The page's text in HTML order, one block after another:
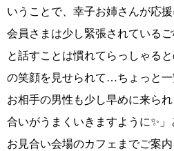
いうことで、幸子お姉さんが応
会員さまは少し緊張されている
と話すことは慣れてらっしゃる
の笑顔を見せられて…ちょっと一
お相手の男性も少し早めに来られ
合いがうまくいきますように✨」
お見合い会場のカフェまでご案